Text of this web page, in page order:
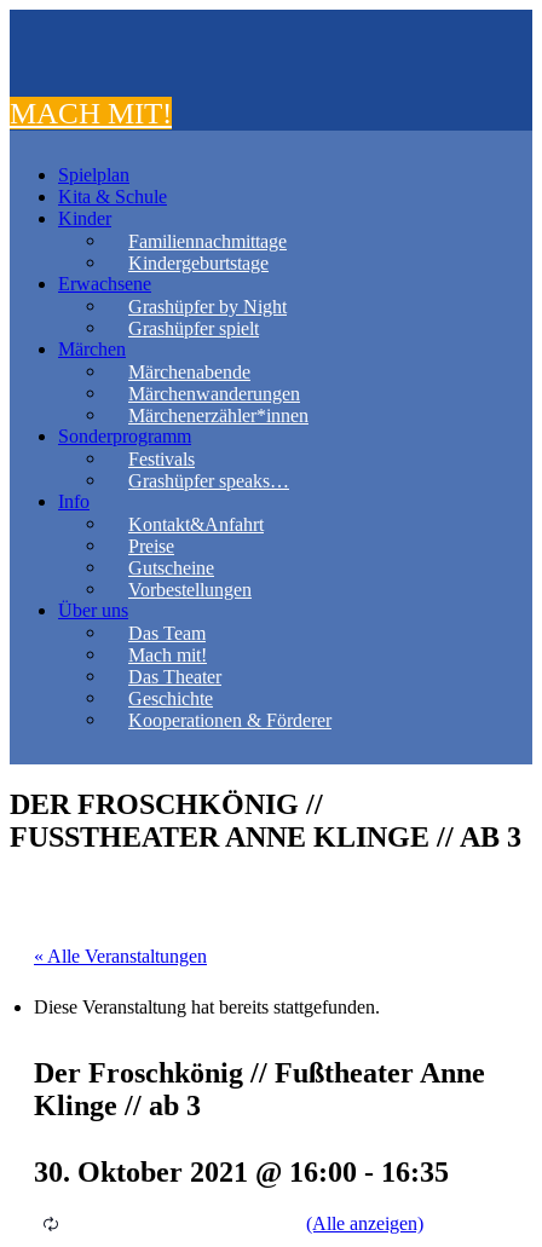
MACH MIT!
Spielplan
Kita & Schule
Kinder
Familiennachmittage
Kindergeburtstage
Erwachsene
Grashüpfer by Night
Grashüpfer spielt
Märchen
Märchenabende
Märchenwanderungen
Märchenerzähler*innen
Sonderprogramm
Festivals
Grashüpfer speaks…
Info
Kontakt&Anfahrt
Preise
Gutscheine
Vorbestellungen
Über uns
Das Team
Mach mit!
Das Theater
Geschichte
Kooperationen & Förderer
DER FROSCHKÖNIG //
FUSSTHEATER ANNE KLINGE // AB 3
« Alle Veranstaltungen
Diese Veranstaltung hat bereits stattgefunden.
Der Froschkönig // Fußtheater Anne
Klinge // ab 3
30. Oktober 2021 @ 16:00 - 16:35